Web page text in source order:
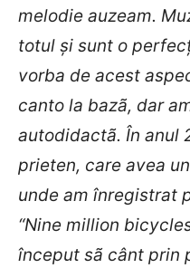
melodie auzeam.
totul şi sunt o
vorba de acest
canto la bazã, dar
autodidactã. În anul
prieten, care avea
unde am înregistrat
“Nine million
început sã cânt prin